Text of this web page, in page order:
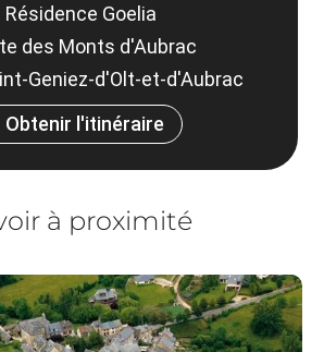
Résidence Goelia
des Monts d'Aubrac
Geniez-d'Olt-et-d'Aubrac
Obtenir l'itinéraire
à proximité